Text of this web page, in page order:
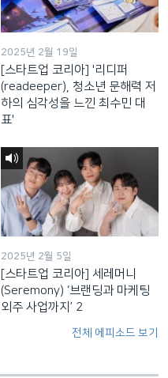
2025년 2월 19일
[스타트업 코리아] '리디퍼
(readeeper), 청소년 문해력 저
하의 심각성을 느낀 최수민 대
표'
2025년 2월 5일
[스타트업 코리아] 세레머니
(Seremony) ‘브랜딩과 마케팅
외주 사업까지’ 2
전체 에피소드 보기